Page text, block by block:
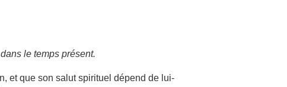
le temps présent.
et que son salut spirituel dépend de lui-